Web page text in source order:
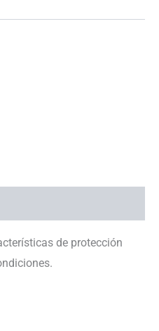
de protección